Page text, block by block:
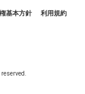
基本方針 利用規約